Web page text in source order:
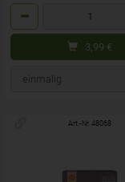
3,99 €
Art.-Nr. 48068